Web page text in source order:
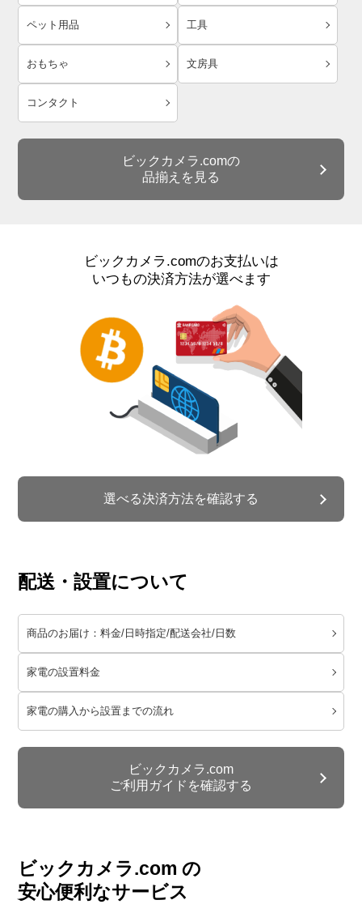
ペット用品 工具
おもちゃ 文房具
コンタクト
ビックカメラ.comの
品揃えを見る
ビックカメラ.comのお支払いは
いつもの決済方法が選べます
選べる決済方法を確認する
配送・設置について
商品のお届け：料金/日時指定/配送会社/日数
家電の設置料金
家電の購入から設置までの流れ
ビックカメラ.com
ご利用ガイドを確認する
ビックカメラ.com の
安心便利なサービス